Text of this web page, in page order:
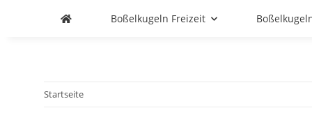
Boßelkugeln Freizeit
Startseite